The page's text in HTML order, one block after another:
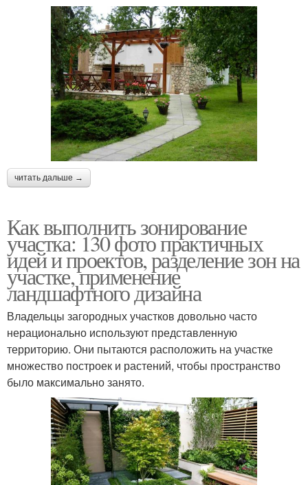
читать дальше →
Как выполнить зонирование
участка: 130 фото практичных
идей и проектов, разделение зон на
участке, применение
ландшафтного дизайна
Владельцы загородных участков довольно часто
нерационально используют представленную
территорию. Они пытаются расположить на участке
множество построек и растений, чтобы пространство
было максимально занято.